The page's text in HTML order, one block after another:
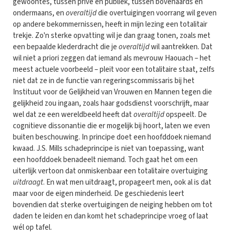
ondermaans, enoveraltijddie overtuigingen voorrang wil geven
op andere bekommernissen, heeft in mijn lezing een totalitair
trekje. Zo'n sterke opvatting wil je dan graag tonen, zoals met
een bepaalde klederdracht die jeoveraltijdwil aantrekken. Dat
wil niet a priori zeggen dat iemand als mevrouw Haouach – het
meest actuele voorbeeld – pleit voor een totalitaire staat, zelfs
niet dat ze in de functie van regeringscommissaris bij het
Instituut voor de Gelijkheid van Vrouwen en Mannen tegen die
gelijkheid zou ingaan, zoals haar godsdienst voorschrijft, maar
wel dat ze een wereldbeeld heeft datoveraltijdopspeelt. De
cognitieve dissonantie die er mogelijk bij hoort, laten we even
buiten beschouwing. In principe doet een hoofddoek niemand
kwaad. J.S. Mills schadeprincipe is niet van toepassing, want
een hoofddoek benadeelt niemand. Toch gaat het om een
uiterlijk vertoon dat onmiskenbaar een totalitaire overtuiging
uitdraagt. En wat men uitdraagt, propageert men, ook al is dat
maar voor de eigen minderheid. De geschiedenis leert
bovendien dat sterke overtuigingen de neiging hebben om tot
daden te leiden en dan komt het schadeprincipe vroeg of laat
wél op tafel.